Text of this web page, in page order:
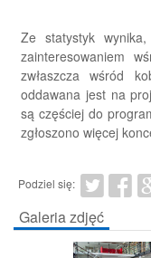
Ze statystyk
zainteresowaniem
zwłaszcza wśród
oddawana jest na
są częściej do
zgłoszono więcej
Podziel się:
Galeria zdjęć